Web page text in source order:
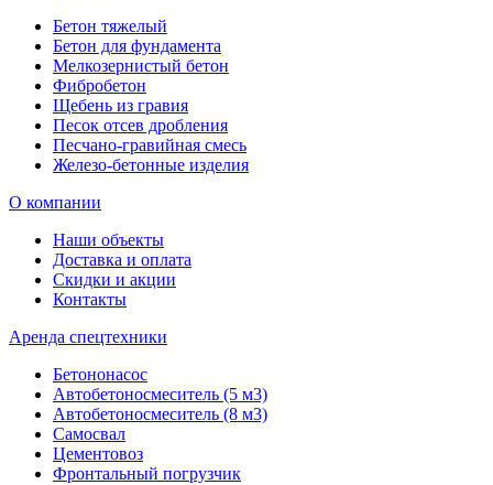
Бетон тяжелый
Бетон для фундамента
Мелкозернистый бетон
Фибробетон
Щебень из гравия
Песок отсев дробления
Песчано-гравийная смесь
Железо-бетонные изделия
О компании
Наши объекты
Доставка и оплата
Скидки и акции
Контакты
Аренда спецтехники
Бетононасос
Автобетоносмеситель (5 м3)
Автобетоносмеситель (8 м3)
Самосвал
Цементовоз
Фронтальный погрузчик